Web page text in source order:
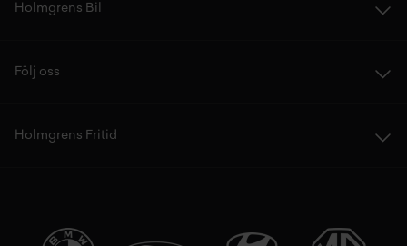
Holmgrens Bil
Följ oss
Holmgrens Fritid